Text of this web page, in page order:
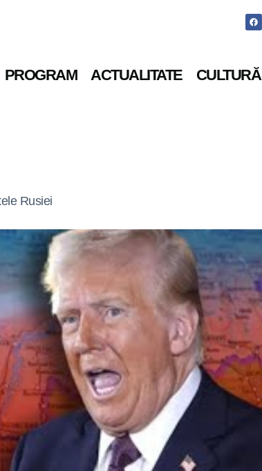
PROGRAM ACTUALITATE CULTURĂ
Rusiei